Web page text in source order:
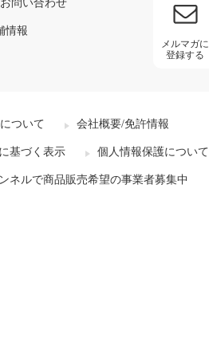
お問い合わせ
情報
メルマガに
登録する
ついて 会社概要/免許情報
基づく表示 個人情報保護について
ネルで商品販売希望の事業者募集中